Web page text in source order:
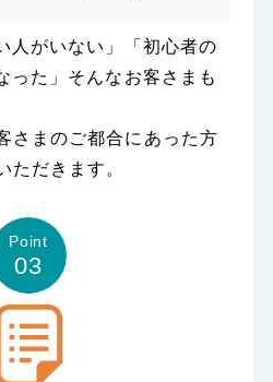
人がいない」「初心者の
った」そんなお客さまも
さまのご都合にあった方
ただきます。
Point
03